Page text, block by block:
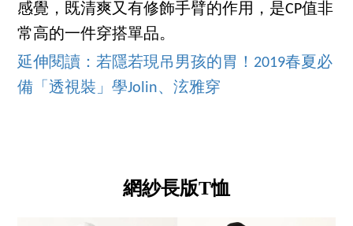
感覺，既清爽又有修飾手臂的作用，是CP值非
常高的一件穿搭單品。
延伸閱讀：若隱若現吊男孩的胃！2019春夏必
備「透視裝」學Jolin、泫雅穿
網紗長版T恤